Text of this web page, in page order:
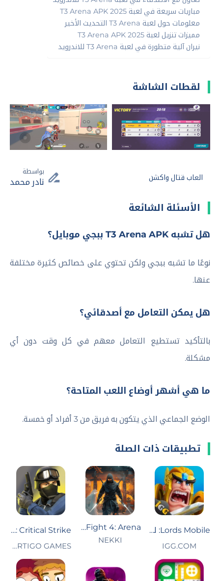
مباريات سريعة في لعبة T3 Arena APK 2025
معلومات حول لعبة T3 Arena التحديث الأخير
مميزات تنزيل لعبة T3 Arena APK 2025
نيران آلية متطورة في لعبة T3 Arena للاندرويد
لقطات الشاشة
العاب قتال واكشن
بواسطة
نادر محمد
الأسئلة الشائعة
هل تشبه T3 Arena APK ببجي موبايل؟
نوعًا ما تشبه ببجي ولكن تحتوي على خصائص كثيرة مختلفة
عنها.
هل يمكن التعامل مع أصدقائي؟
بالتأكيد تستطيع التعامل معهم في كل وقت دون أي
مشكلة.
ما هي أشهر أوضاع اللعب المتاحة؟
الوضع الجماعي الذي يتكون به فريق من 3 أفراد أو خمسة.
تطبيقات ذات الصلة
Lords Mobile: لوردس موبايل
IGG.COM‏
Shadow Fight 4: Arena
NEKKI
Critical Strike : العاب مسدسات
VERTIGO GAMES‏